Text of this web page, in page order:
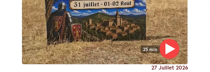
25 min
27 Juillet 2026